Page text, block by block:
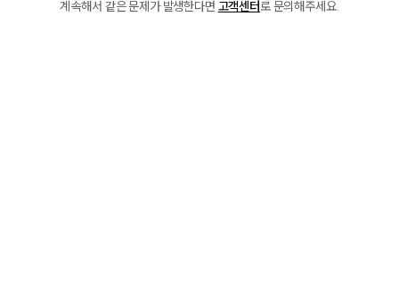
계속해서 같은 문제가 발생한다면 고객센터로 문의해주세요.